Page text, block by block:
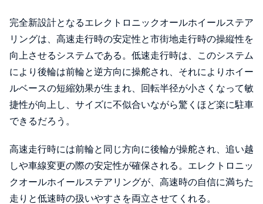
完全新設計となるエレクトロニックオールホイールステア
リングは、高速走行時の安定性と市街地走行時の操縦性を
向上させるシステムである。低速走行時は、このシステム
により後輪は前輪と逆方向に操舵され、それによりホイー
ルベースの短縮効果が生まれ、回転半径が小さくなって敏
捷性が向上し、サイズに不似合いながら驚くほど楽に駐車
できるだろう。
高速走行時には前輪と同じ方向に後輪が操舵され、追い越
しや車線変更の際の安定性が確保される。エレクトロニッ
クオールホイールステアリングが、高速時の自信に満ちた
走りと低速時の扱いやすさを両立させてくれる。